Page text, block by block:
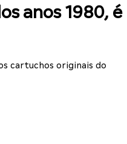
anos 1980, é
cartuchos originais do